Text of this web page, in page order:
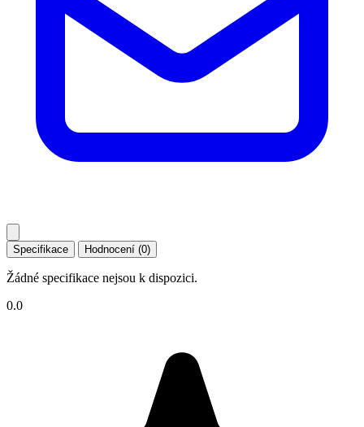
Specifikace Hodnocení (0)
Žádné specifikace nejsou k dispozici.
0.0